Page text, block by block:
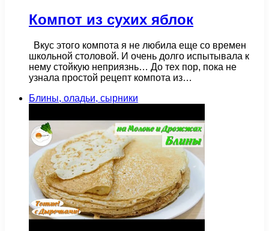
Компот из сухих яблок
Вкус этого компота я не любила еще со времен
школьной столовой. И очень долго испытывала к
нему стойкую неприязнь… До тех пор, пока не
узнала простой рецепт компота из…
Блины, оладьи, сырники